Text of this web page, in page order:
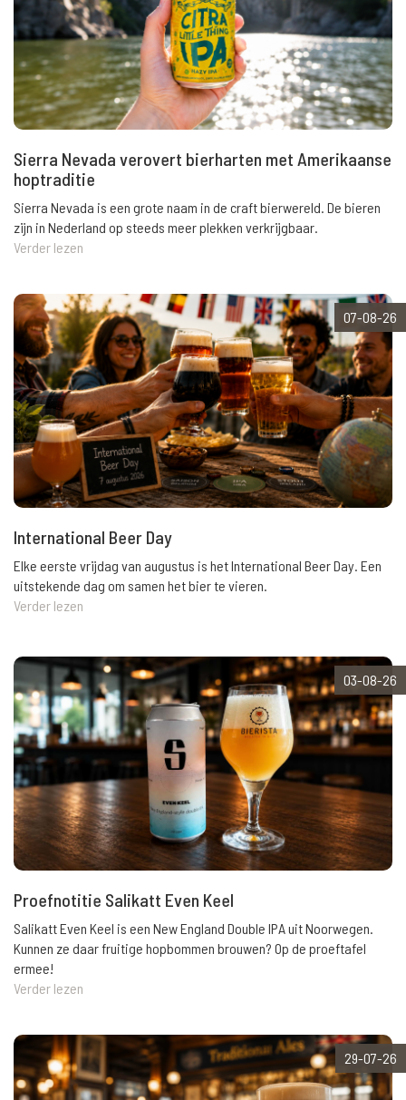
Sierra Nevada verovert bierharten met Amerikaanse
hoptraditie
Sierra Nevada is een grote naam in de craft bierwereld. De bieren
zijn in Nederland op steeds meer plekken verkrijgbaar.
Verder lezen
07-08-26
International Beer Day
Elke eerste vrijdag van augustus is het International Beer Day. Een
uitstekende dag om samen het bier te vieren.
Verder lezen
03-08-26
Proefnotitie Salikatt Even Keel
Salikatt Even Keel is een New England Double IPA uit Noorwegen.
Kunnen ze daar fruitige hopbommen brouwen? Op de proeftafel
ermee!
Verder lezen
29-07-26